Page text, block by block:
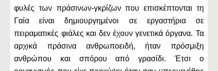
φυλές των πράσινων-γκρίζων που επισκέπτονται τη
Γαία είναι δημιουργημένοι σε εργαστήρια σε
πειραματικές φιάλες και δεν έχουν γενετικά όργανα. Τα
αρχικά πράσινα ανθρωποειδή, ήταν πρόσμιξη
ανθρώπου και σπόρου από γρασίδι. Έτσι ο